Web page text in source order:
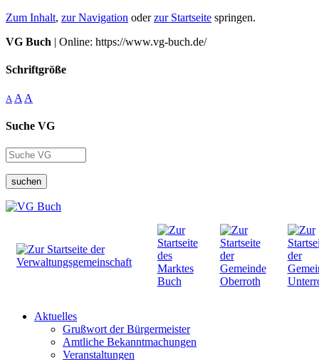
Zum Inhalt, zur Navigation oderzur Startseite springen.
VG Buch | Online: https://www.vg-buch.de/
Schriftgröße
A A A
Suche VG
suchen
Aktuelles
Grußwort der Bürgermeister
Amtliche Bekanntmachungen
Veranstaltungen